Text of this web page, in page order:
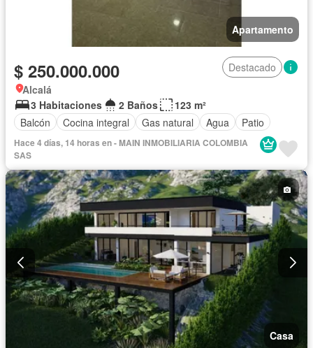
Apartamento
$ 250.000.000
Destacado
Alcalá
3 Habitaciones
2 Baños
123 m²
Balcón
Cocina integral Gas natural Agua Patio
Hace 4 días, 14 horas en - MAIN INMOBILIARIA COLOMBIA
SAS
Casa